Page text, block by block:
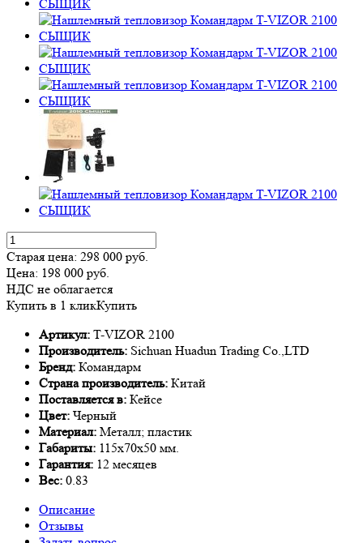
Старая цена: 298 000 руб.
Цена: 198 000 руб.
НДС не облагается
Купить в 1 кликКупить
Артикул: T-VIZOR 2100
Производитель: Sichuan Huadun Trading Co.,LTD
Бренд: Командарм
Страна производитель: Китай
Поставляется в: Кейсе
Цвет: Черный
Материал: Металл; пластик
Габариты: 115х70х50 мм.
Гарантия: 12 месяцев
Вес: 0.83
Описание
Отзывы